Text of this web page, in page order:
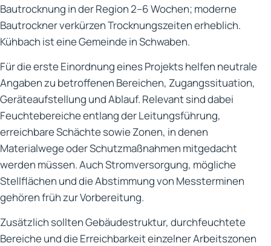
Bautrocknung in der Region 2–6 Wochen; moderne
Bautrockner verkürzen Trocknungszeiten erheblich.
Kühbach ist eine Gemeinde in Schwaben.
Für die erste Einordnung eines Projekts helfen neutrale
Angaben zu betroffenen Bereichen, Zugangssituation,
Geräteaufstellung und Ablauf. Relevant sind dabei
Feuchtebereiche entlang der Leitungsführung,
erreichbare Schächte sowie Zonen, in denen
Materialwege oder Schutzmaßnahmen mitgedacht
werden müssen. Auch Stromversorgung, mögliche
Stellflächen und die Abstimmung von Messterminen
gehören früh zur Vorbereitung.
Zusätzlich sollten Gebäudestruktur, durchfeuchtete
Bereiche und die Erreichbarkeit einzelner Arbeitszonen